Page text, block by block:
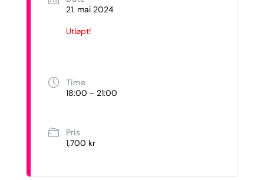
21. mai 2024
Utløpt!
Time
18:00 - 21:00
Pris
1,700 kr